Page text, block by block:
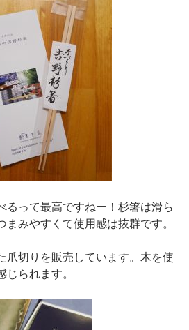
るって最高ですねー！杉箸は滑ら
みやすくて使用感は抜群です。
爪切りを販売しています。木を使
られます。